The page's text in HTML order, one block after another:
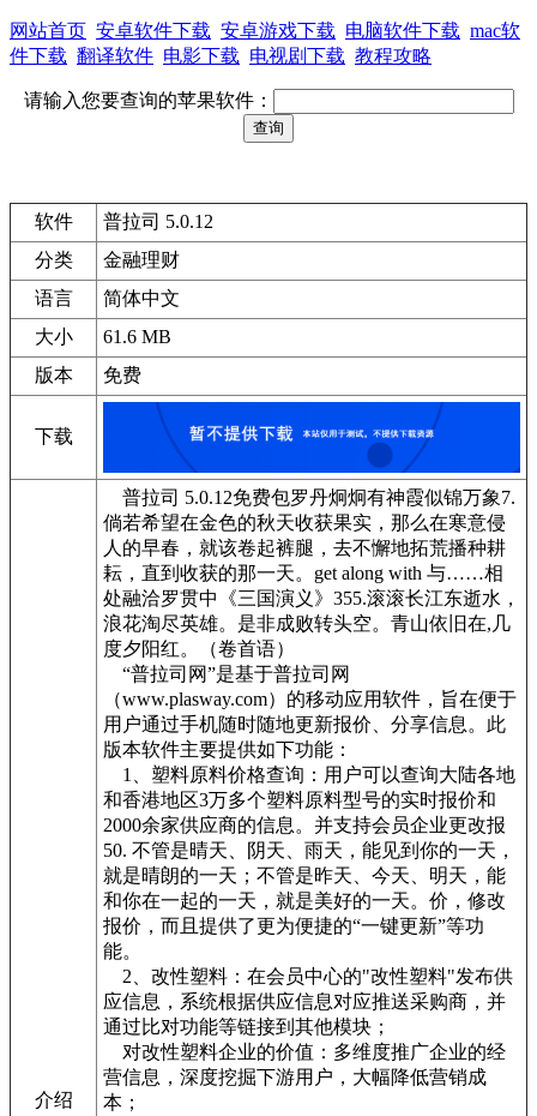
网站首页 安卓软件下载 安卓游戏下载 电脑软件下载 mac软
件下载 翻译软件 电影下载 电视剧下载 教程攻略
请输入您要查询的苹果软件：
软件
普拉司 5.0.12
分类
金融理财
语言
简体中文
大小
61.6 MB
版本
免费
下载
介绍
普拉司 5.0.12免费包罗丹炯炯有神霞似锦万象7.
倘若希望在金色的秋天收获果实，那么在寒意侵
人的早春，就该卷起裤腿，去不懈地拓荒播种耕
耘，直到收获的那一天。get along with 与……相
处融洽罗贯中《三国演义》355.滚滚长江东逝水，
浪花淘尽英雄。是非成败转头空。青山依旧在,几
度夕阳红。（卷首语）
“普拉司网”是基于普拉司网
（www.plasway.com）的移动应用软件，旨在便于
用户通过手机随时随地更新报价、分享信息。此
版本软件主要提供如下功能：
1、塑料原料价格查询：用户可以查询大陆各地
和香港地区3万多个塑料原料型号的实时报价和
2000余家供应商的信息。并支持会员企业更改报
50. 不管是晴天、阴天、雨天，能见到你的一天，
就是晴朗的一天；不管是昨天、今天、明天，能
和你在一起的一天，就是美好的一天。价，修改
报价，而且提供了更为便捷的“一键更新”等功
能。
2、改性塑料：在会员中心的"改性塑料"发布供
应信息，系统根据供应信息对应推送采购商，并
通过比对功能等链接到其他模块；
对改性塑料企业的价值：多维度推广企业的经
营信息，深度挖掘下游用户，大幅降低营销成
本；